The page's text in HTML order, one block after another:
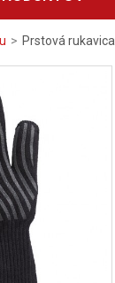
> Prstová